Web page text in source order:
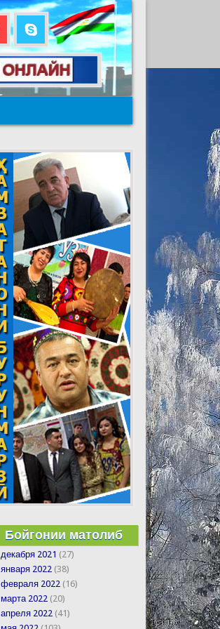
Бойгонии матолиб
декабря 2021 (27)
января 2022 (38)
февраля 2022 (16)
марта 2022 (20)
апреля 2022 (41)